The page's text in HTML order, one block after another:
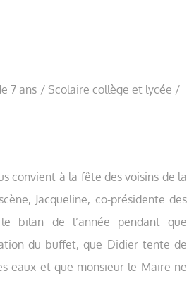
7 ans / Scolaire collège et lycée /
convient à la fête des voisins de la
Jacqueline, co-présidente des
bilan de l’année pendant que
du buffet, que Didier tente de
eaux et que monsieur le Maire ne